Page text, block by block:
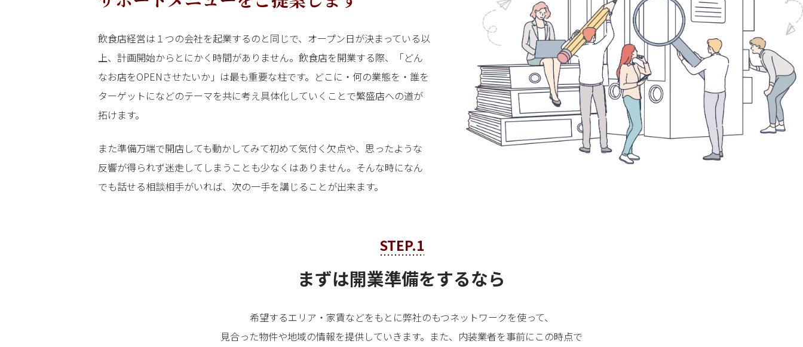
飲食店経営は１つの会社を起業するのと同じで、オープン日が決まっている以
上、計画開始からとにかく時間がありません。飲食店を開業する際、「どん
なお店をOPENさせたいか」は最も重要な柱です。どこに・何の業態を・誰を
ターゲットになどのテーマを共に考え具体化していくことで繁盛店への道が
拓けます。
また準備万端で開店しても動かしてみて初めて気付く欠点や、思ったような
反響が得られず迷走してしまうことも少なくはありません。そんな時になん
でも話せる相談相手がいれば、次の一手を講じることが出来ます。
STEP.1
まずは開業準備をするなら
希望するエリア・家賃などをもとに弊社のもつネットワークを使って、
見合った物件や地域の情報を提供していきます。また、内装業者を事前にこの時点で